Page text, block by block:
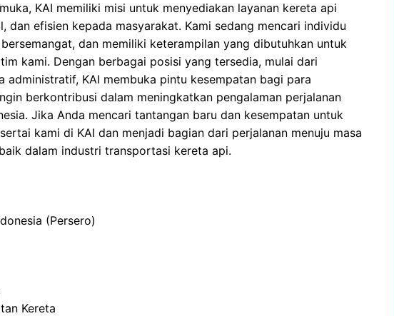
KAI memiliki misi untuk menyediakan layanan kereta api
dan efisien kepada masyarakat. Kami sedang mencari individu
dan memiliki keterampilan yang dibutuhkan untuk
kami. Dengan berbagai posisi yang tersedia, mulai dari
administratif, KAI membuka pintu kesempatan bagi para
berkontribusi dalam meningkatkan pengalaman perjalanan
Jika Anda mencari tantangan baru dan kesempatan untuk
kami di KAI dan menjadi bagian dari perjalanan menuju masa
dalam industri transportasi kereta api.
(Persero)
Kereta